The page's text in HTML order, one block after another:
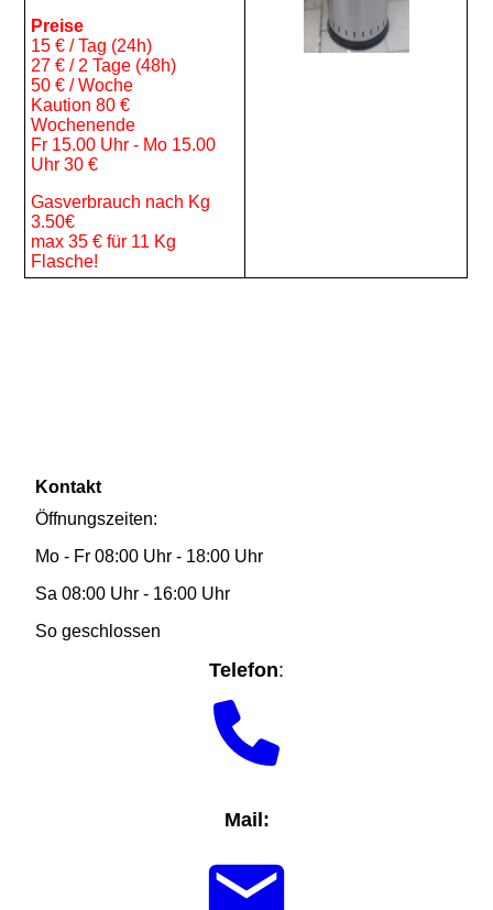
Preise
15 € / Tag (24h)
27 € / 2 Tage (48h)
50 € / Woche
Kaution 80 €
Wochenende
Fr 15.00 Uhr - Mo 15.00
Uhr 30 €
Gasverbrauch nach Kg
3.50€
max 35 € für 11 Kg
Flasche!
Kontakt
Öffnungszeiten:
Mo - Fr 08:00 Uhr - 18:00 Uhr
Sa 08:00 Uhr - 16:00 Uhr
So geschlossen
Telefon:
Mail: